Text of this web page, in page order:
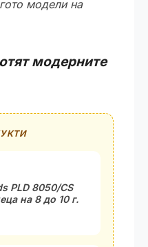
модели на
модерните
PLD 8050/CS
на 8 до 10 г.